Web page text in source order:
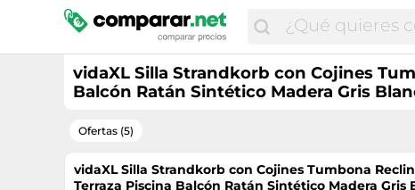
vidaXL Silla Strandkorb con Cojines
Balcón Ratán Sintético Madera Gris
Ofertas (5)
vidaXL Silla Strandkorb con Cojines Tumbona
Terraza Piscina Balcón Ratán Sintético Madera Gris